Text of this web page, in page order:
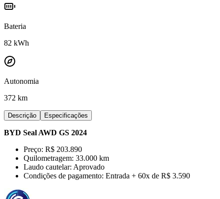
Bateria
82 kWh
Autonomia
372 km
Descrição Especificações
BYD Seal AWD GS 2024
Preço: R$ 203.890
Quilometragem: 33.000 km
Laudo cautelar: Aprovado
Condições de pagamento: Entrada + 60x de R$ 3.590